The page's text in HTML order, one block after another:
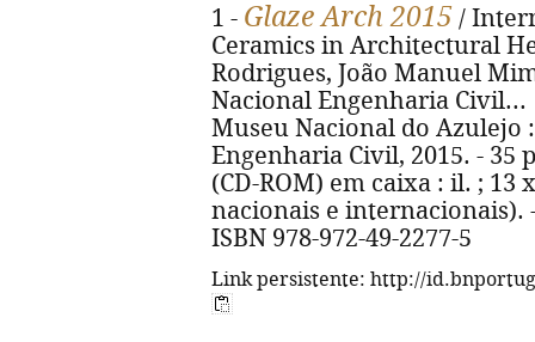
1 - Glaze Arch 2015 /
Ceramics in Architectural
Rodrigues, João Manuel
Nacional Engenharia Civil...
Museu Nacional do Azulejo
Engenharia Civil, 2015. - 35
(CD-ROM) em caixa : il. ; 13
nacionais e internacionais).
ISBN 978-972-49-2277-5
Link persistente: http://